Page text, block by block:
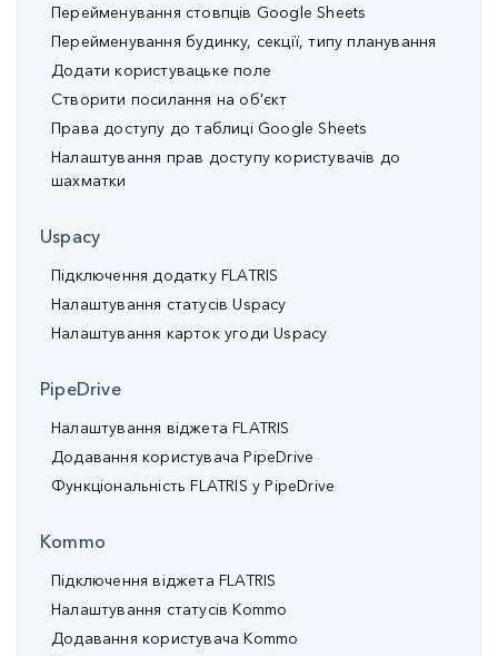
Перейменування стовпців Google Sheets
Перейменування будинку, секції, типу планування
Додати користувацьке поле
Створити посилання на об'єкт
Права доступу до таблиці Google Sheets
Налаштування прав доступу користувачів до
шахматки
Uspacy
Підключення додатку FLATRIS
Налаштування статусів Uspacy
Налаштування карток угоди Uspacy
PipeDrive
Налаштування віджета FLATRIS
Додавання користувача PipeDrive
Функціональність FLATRIS у PipeDrive
Kommo
Підключення віджета FLATRIS
Налаштування статусів Kommo
Додавання користувача Kommo